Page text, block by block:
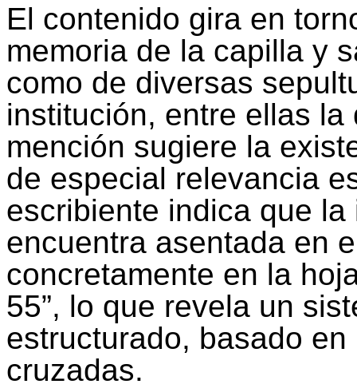
El contenido gira en
memoria de la capilla y
como de diversas
institución, entre ellas
mención sugiere la
de especial relevancia
escribiente indica que
encuentra asentada en
concretamente en la
55”, lo que revela un
estructurado, basado
cruzadas.